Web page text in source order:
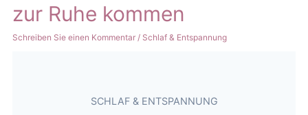
zur Ruhe kommen
Schreiben Sie einen Kommentar / Schlaf & Entspannung
SCHLAF & ENTSPANNUNG